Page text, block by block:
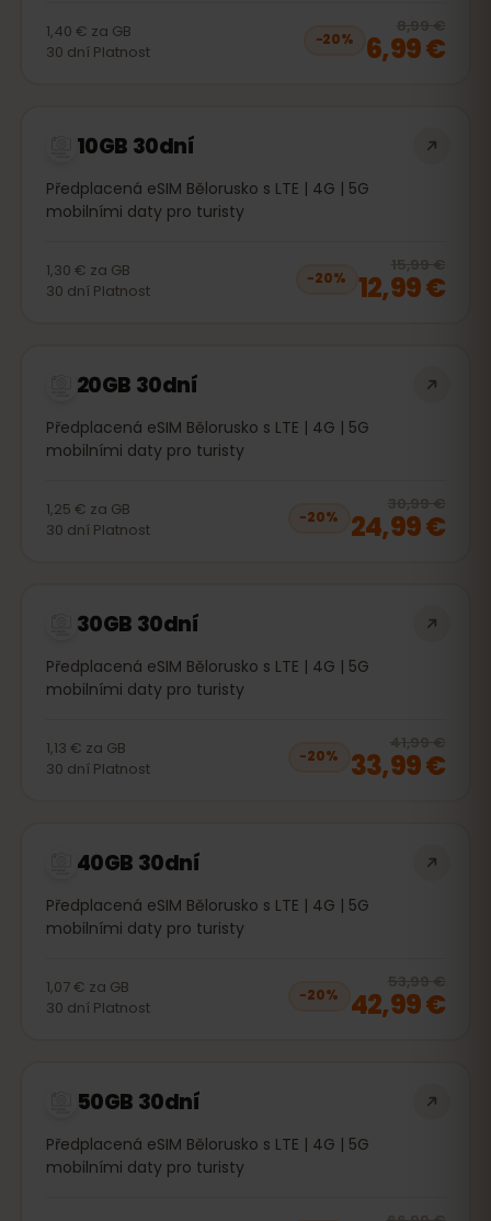
1,40 € za GB
30 dní Platnost
−20%
8,99 €
6,99 €
10GB 30dní
Předplacená eSIM Bělorusko s LTE | 4G | 5G
mobilními daty pro turisty
1,30 € za GB
30 dní Platnost
−20%
15,99 €
12,99 €
20GB 30dní
Předplacená eSIM Bělorusko s LTE | 4G | 5G
mobilními daty pro turisty
1,25 € za GB
30 dní Platnost
−20%
30,99 €
24,99 €
30GB 30dní
Předplacená eSIM Bělorusko s LTE | 4G | 5G
mobilními daty pro turisty
1,13 € za GB
30 dní Platnost
−20%
41,99 €
33,99 €
40GB 30dní
Předplacená eSIM Bělorusko s LTE | 4G | 5G
mobilními daty pro turisty
1,07 € za GB
30 dní Platnost
−20%
53,99 €
42,99 €
50GB 30dní
Předplacená eSIM Bělorusko s LTE | 4G | 5G
mobilními daty pro turisty